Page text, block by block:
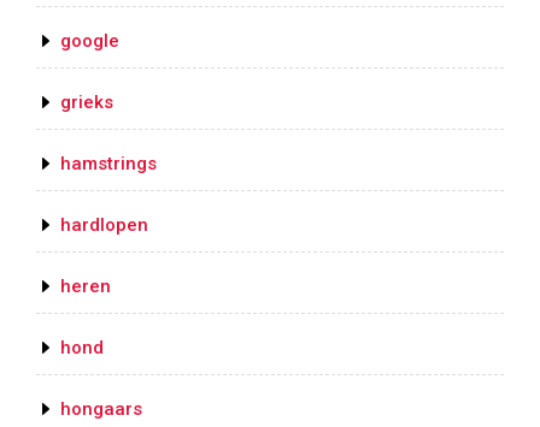
google
grieks
hamstrings
hardlopen
heren
hond
hongaars